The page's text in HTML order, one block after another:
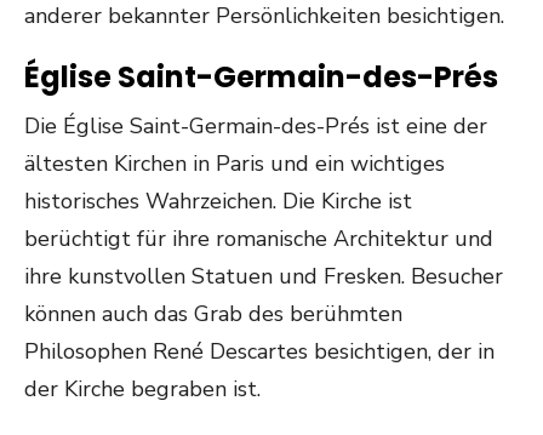
anderer bekannter Persönlichkeiten besichtigen.
Église Saint-Germain-des-Prés
Die Église Saint-Germain-des-Prés ist eine der
ältesten Kirchen in Paris und ein wichtiges
historisches Wahrzeichen. Die Kirche ist
berüchtigt für ihre romanische Architektur und
ihre kunstvollen Statuen und Fresken. Besucher
können auch das Grab des berühmten
Philosophen René Descartes besichtigen, der in
der Kirche begraben ist.